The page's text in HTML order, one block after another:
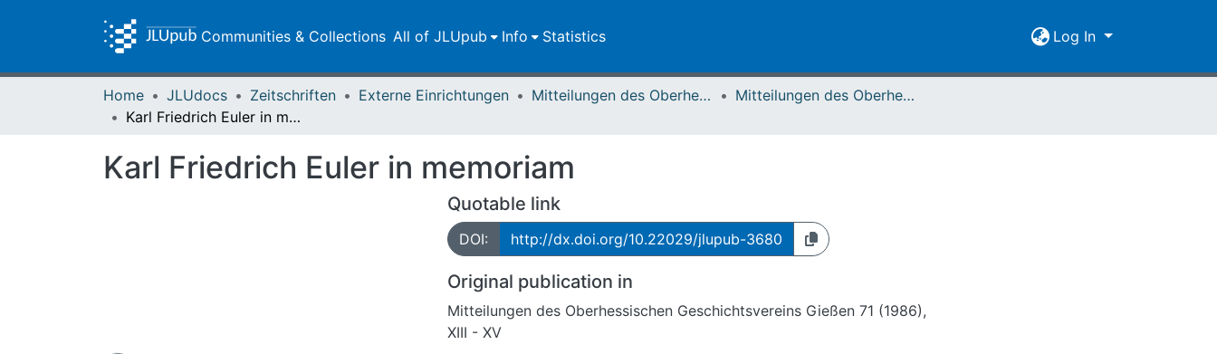
Communities & Collections All of JLUpub Info Statistics Log In
Home JLUdocs Zeitschriften Externe Einrichtungen Mitteilungen des Oberhessischen Geschichtsvereins Gießen
Mitteilungen des Oberhessischen Geschichtsvereins Gießen Vol. 071 (1986)
Karl Friedrich Euler in memoriam
Karl Friedrich Euler in memoriam
Quotable link
DOI: http://dx.doi.org/10.22029/jlupub-3680
Original publication in
Mitteilungen des Oberhessischen Geschichtsvereins Gießen 71 (1986),
XIII - XV